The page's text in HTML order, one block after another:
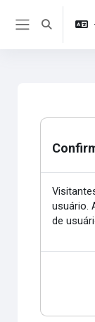
Ir para o conteúdo
Alternar
usuário.
de